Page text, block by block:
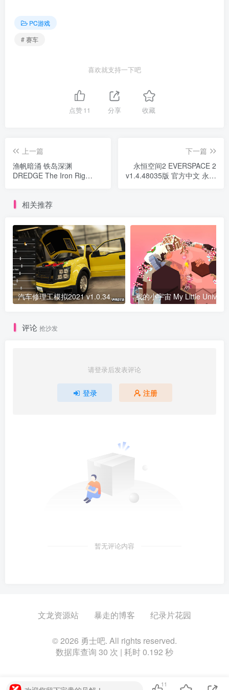
PC游戏
# 赛车
喜欢就支持一下吧
点赞11 分享 收藏
上一篇
渔帆暗涌 铁岛深渊
DREDGE The Iron Rig
下一篇
永恒空间2 EVERSPACE 2
v1.4.48035版 官方中文 永恒
相关推荐
汽车修理工模拟2021 v1.0.34版 集成全DLC 官方中文 汽车修理工模拟2018
评论 抢沙发
请登录后发表评论
登录 注册
暂无评论内容
文龙资源站 暴走的博客 纪录片花园
© 2026 勇士吧. All rights reserved.
数据库查询 30 次 | 耗时 0.192 秒
11